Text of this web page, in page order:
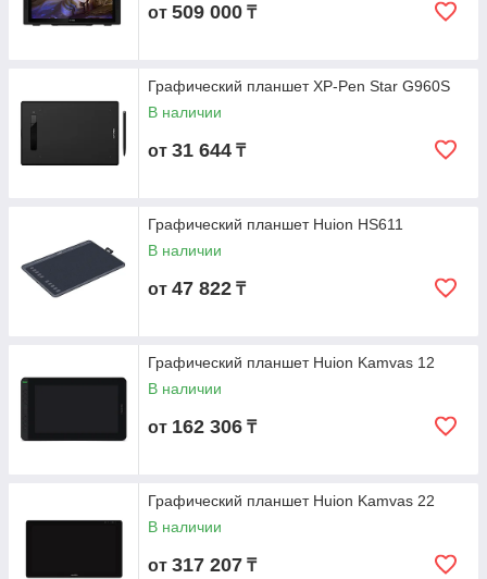
от 509 000 ₸
Графический планшет XP-Pen Star G960S
В наличии
от 31 644 ₸
Графический планшет Huion HS611
В наличии
от 47 822 ₸
Графический планшет Huion Kamvas 12
В наличии
от 162 306 ₸
Графический планшет Huion Kamvas 22
В наличии
от 317 207 ₸